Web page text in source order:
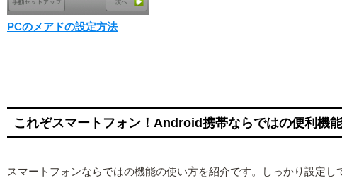
PCのメアドの設定方法
これぞスマートフォン！Android携帯ならではの便利機能
スマートフォンならではの機能の使い方を紹介です。しっかり設定し